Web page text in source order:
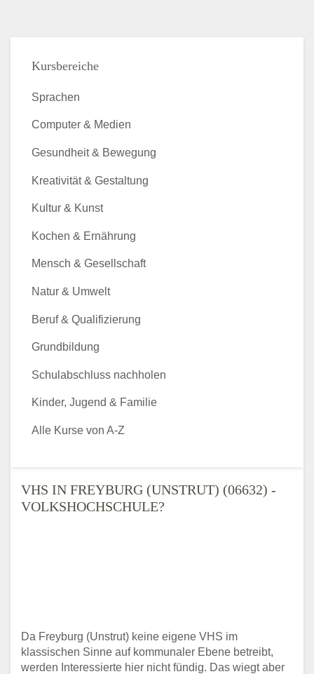
VHS IN FREYBURG (UNSTRUT) (06632) -
VOLKSHOCHSCHULE?
Da Freyburg (Unstrut) keine eigene VHS im
klassischen Sinne auf kommunaler Ebene betreibt,
werden Interessierte hier nicht fündig. Das wiegt aber
Kursbereiche
Sprachen
Computer & Medien
Gesundheit & Bewegung
Kreativität & Gestaltung
Kultur & Kunst
Kochen & Ernährung
Mensch & Gesellschaft
Natur & Umwelt
Beruf & Qualifizierung
Grundbildung
Schulabschluss nachholen
Kinder, Jugend & Familie
Alle Kurse von A-Z